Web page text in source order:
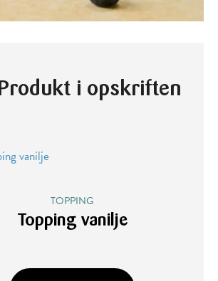
Produkt i opskriften
TOPPING
Topping vanilje